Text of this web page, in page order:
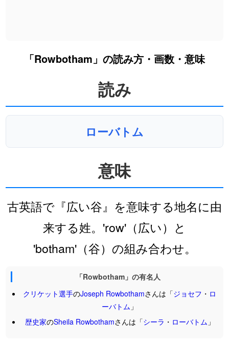
「Rowbotham」の読み方・画数・意味
読み
ローバトム
意味
古英語で『広い谷』を意味する地名に由
来する姓。'row'（広い）と
'botham'（谷）の組み合わせ。
「Rowbotham」の有名人
クリケット選手のJoseph Rowbothamさんは「ジョセフ ・ ロ
ーバトム 」
歴史家のSheila Rowbothamさんは「シーラ ・ ローバトム 」